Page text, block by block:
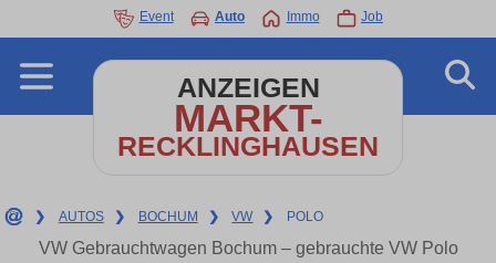
Event Auto Immo Job
ANZEIGEN
MARKT-
RECKLINGHAUSEN
❯ AUTOS ❯ BOCHUM ❯ VW ❯ POLO
VW Gebrauchtwagen Bochum – gebrauchte VW Polo